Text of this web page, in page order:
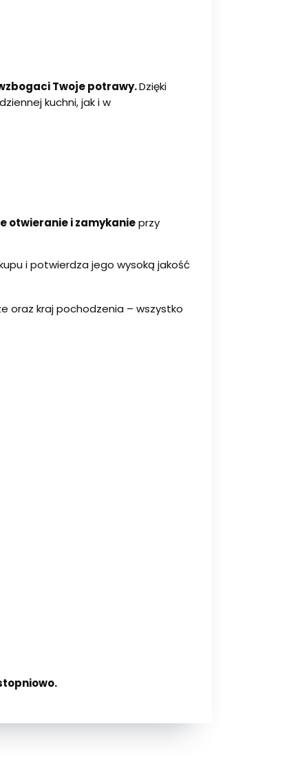
Twoje potrawy.Dzięki
kuchni, jak i w
otwieranie i zamykanieprzy
i potwierdza jego wysoką jakość
oraz kraj pochodzenia – wszystko